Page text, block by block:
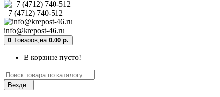
+7 (4712) 740-512
info@krepost-46.ru
0 Tоваров, на 0.00 р.
В корзине пусто!
Везде